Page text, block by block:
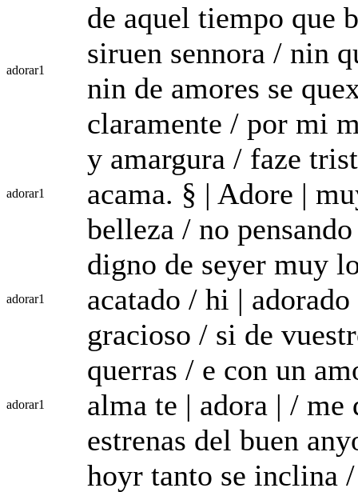
adorar1
de aquel tiempo que
siruen sennora / nin
nin de amores se
claramente / por mi
adorar1
y amargura / faze
acama. § | Adore |
belleza / no
adorar1
digno de seyer muy
acatado / hi |
gracioso / si de
adorar1
querras / e con un
alma te | adora | /
estrenas del buen
hoyr tanto se inclina /